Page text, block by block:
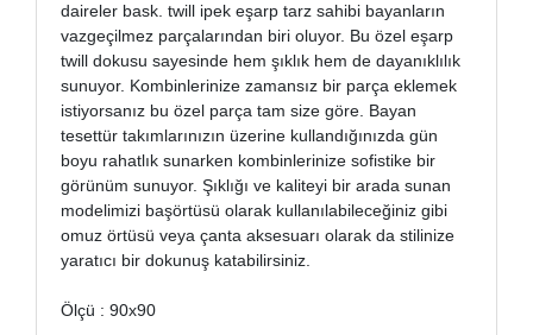
daireler bask. twill ipek eşarp tarz sahibi bayanların
vazgeçilmez parçalarından biri oluyor. Bu özel eşarp
twill dokusu sayesinde hem şıklık hem de dayanıklılık
sunuyor. Kombinlerinize zamansız bir parça eklemek
istiyorsanız bu özel parça tam size göre. Bayan
tesettür takımlarınızın üzerine kullandığınızda gün
boyu rahatlık sunarken kombinlerinize sofistike bir
görünüm sunuyor. Şıklığı ve kaliteyi bir arada sunan
modelimizi başörtüsü olarak kullanılabileceğiniz gibi
omuz örtüsü veya çanta aksesuarı olarak da stilinize
yaratıcı bir dokunuş katabilirsiniz.
Ölçü : 90x90